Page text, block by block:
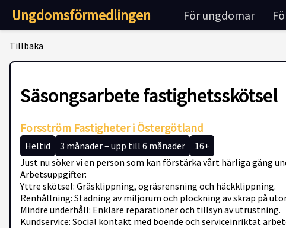
Ungdomsförmedlingen För ungdomar
Tillbaka
Säsongsarbete fastighetsskötsel
Forsström Fastigheter i Östergötland
Heltid 3 månader – upp till 6 månader
16+
Just nu söker vi en person som kan förstärka vårt härliga gäng
Arbetsuppgifter:
Yttre skötsel: Gräsklippning, ogräsrensning och häckklippning.
Renhållning: Städning av miljörum och plockning av skräp på
Mindre underhåll: Enklare reparationer och tillsyn av utrustning.
Kundservice: Social kontakt med boende och serviceinriktat